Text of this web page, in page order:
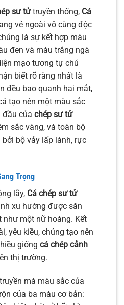
sư tửtruyền thống, Cá
vẻ ngoài vô cùng độc
là sự kết hợp màu
đen và màu trắng ngà
mạo tương tự chú
biết rõ ràng nhất là
đều bao quanh hai mắt,
tạo nên một màu sắc
của chép sư tử
sắc vàng, và toàn bộ
bộ vảy lấp lánh, rực
Trọng
lẫy, Cá chép sư tử
xu hướng được săn
như một nữ hoàng. Kết
yêu kiều, chúng tạo nên
giống cá chép cảnh
thị trường.
mà màu sắc của
của ba màu cơ bản: